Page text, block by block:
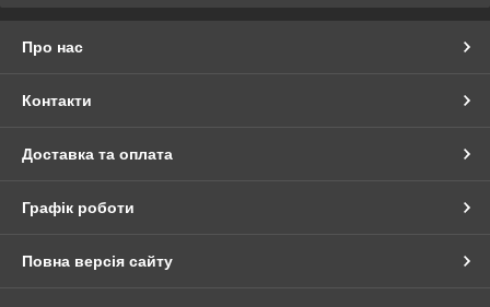
Про нас
Контакти
Доставка та оплата
Графік роботи
Повна версія сайту